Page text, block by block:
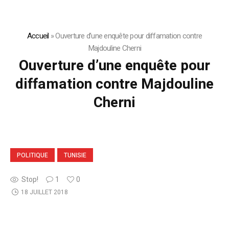
Accueil »Ouverture d’une enquête pour diffamation contre
Majdouline Cherni
Ouverture d’une enquête pour
diffamation contre Majdouline
Cherni
POLITIQUE TUNISIE
Stop! 1 0
18 JUILLET 2018